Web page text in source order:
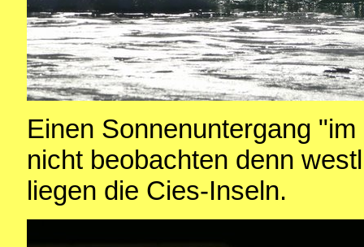
Einen Sonnenuntergang
nicht beobachten denn
liegen die Cies-Inseln.